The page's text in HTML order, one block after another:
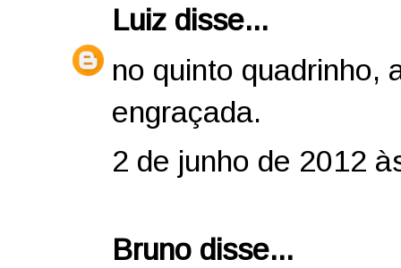
Luiz disse...
no quinto quadrinho,
engraçada.
2 de junho de 2012
Bruno disse...